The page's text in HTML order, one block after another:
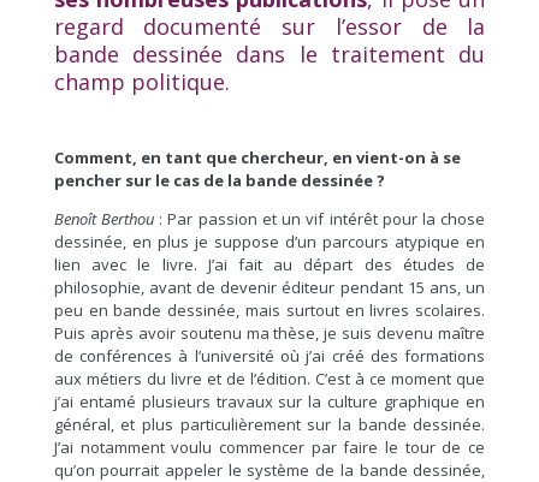
regard documenté sur l’essor de la
bande dessinée dans le traitement du
champ politique.
Comment, en tant que chercheur, en vient-on à se
pencher sur le cas de la bande dessinée ?
Benoît Berthou : Par passion et un vif intérêt pour la chose
dessinée, en plus je suppose d’un parcours atypique en
lien avec le livre. J’ai fait au départ des études de
philosophie, avant de devenir éditeur pendant 15 ans, un
peu en bande dessinée, mais surtout en livres scolaires.
Puis après avoir soutenu ma thèse, je suis devenu maître
de conférences à l’université où j’ai créé des formations
aux métiers du livre et de l’édition. C’est à ce moment que
j’ai entamé plusieurs travaux sur la culture graphique en
général, et plus particulièrement sur la bande dessinée.
J’ai notamment voulu commencer par faire le tour de ce
qu’on pourrait appeler le système de la bande dessinée,